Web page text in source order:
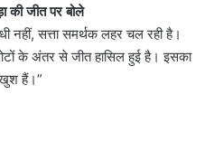
की जीत पर बोले
नहीं, सत्ता समर्थक लहर चल रही है।
के अंतर से जीत हासिल हुई है। इसका
हैं।”